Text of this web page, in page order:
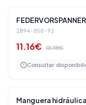
-19%
2B94-050-92
11.16€ 13.78€
Consultar
- 19
Manguera